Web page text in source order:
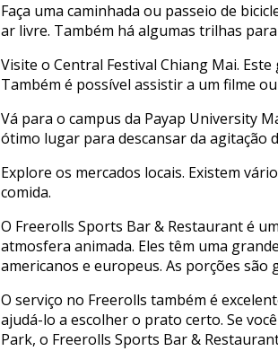
Faça uma caminhada ou passeio de
ar livre. Também há algumas trilhas
Visite o Central Festival Chiang Mai.
Também é possível assistir a um filme
Vá para o campus da Payap University
ótimo lugar para descansar da agitação
Explore os mercados locais. Existem
comida.
O Freerolls Sports Bar & Restaurant é
atmosfera animada. Eles têm uma
americanos e europeus. As porções são
O serviço no Freerolls também é
ajudá-lo a escolher o prato certo. Se
Park, o Freerolls Sports Bar &